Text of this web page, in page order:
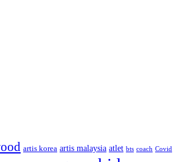
artis korea artis malaysia atlet bts coach Covid